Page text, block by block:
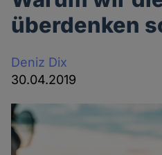
überdenken
Deniz Dix
30.04.2019